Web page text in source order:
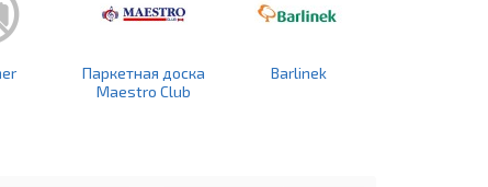
Паркетная доска
Maestro Club
Barlinek